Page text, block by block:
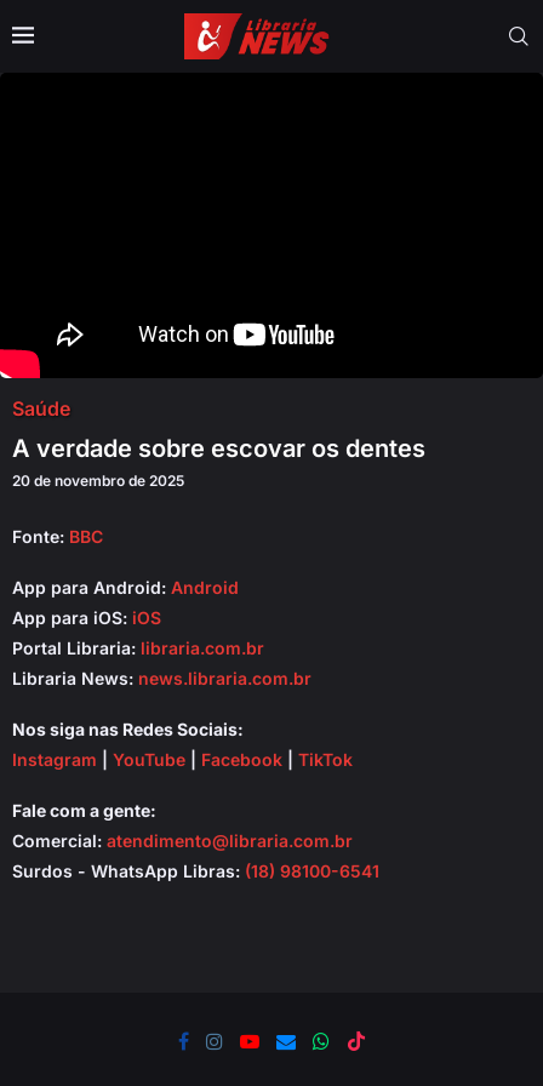
Saúde
A verdade sobre escovar os dentes
20 de novembro de 2025
Fonte: BBC
App para Android: Android
App para iOS: iOS
Portal Libraria: libraria.com.br
Libraria News: news.libraria.com.br
Nos siga nas Redes Sociais:
Instagram
YouTube Facebook TikTok
Fale com a gente:
Comercial: atendimento@libraria.com.br
Surdos - WhatsApp Libras: (18) 98100-6541